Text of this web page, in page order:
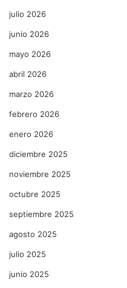
julio 2026
junio 2026
mayo 2026
abril 2026
marzo 2026
febrero 2026
enero 2026
diciembre 2025
noviembre 2025
octubre 2025
septiembre 2025
agosto 2025
julio 2025
junio 2025